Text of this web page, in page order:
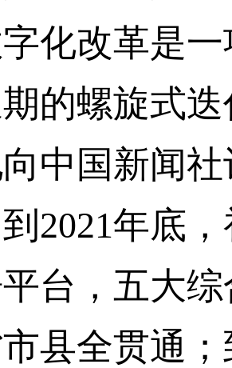
化改革是
的螺旋式
国新闻社
2021年底
台，五大
县全贯通